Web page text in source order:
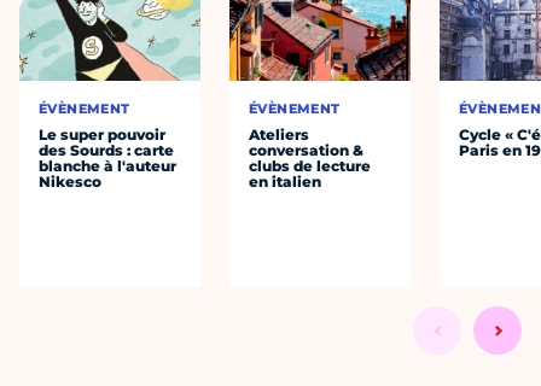
ÉVÈNEMENT
Le super pouvoir
des Sourds : carte
blanche à l'auteur
Nikesco
ÉVÈNEMENT
Ateliers
conversation &
clubs de lecture
en italien
Cycle «
Paris en